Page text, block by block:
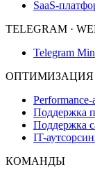
SaaS-
TELEGRAM ·
Telegram
ОПТИМИЗАЦИЯ
Performance-
Поддержка
Поддержка
IT-
КОМАНДЫ